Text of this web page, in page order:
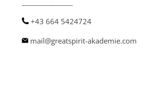
+43 664 5424724
mail@greatspirit-akademie.com